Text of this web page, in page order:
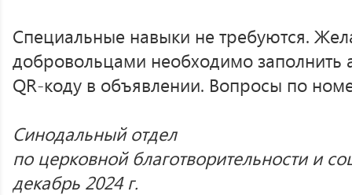
Специальные навыки не требуются.
добровольцами необходимо заполнить
QR-коду в объявлении. Вопросы по
Синодальный отдел
по церковной благотворительности и
декабрь 2024 г.